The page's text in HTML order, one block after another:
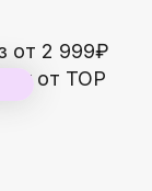
от 2 999₽
от TOP